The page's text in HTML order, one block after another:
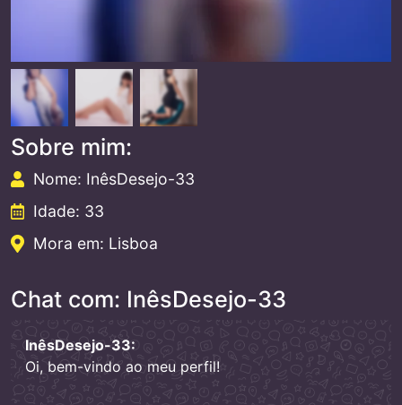
Sobre mim:
Nome: InêsDesejo-33
Idade: 33
Mora em: Lisboa
Chat com: InêsDesejo-33
InêsDesejo-33:
Oi, bem-vindo ao meu perfil!